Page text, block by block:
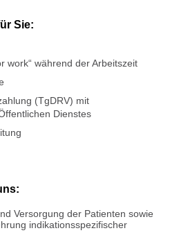
Sie:
work“ während der Arbeitszeit
(TgDRV) mit
Dienstes
Versorgung der Patienten sowie
indikationsspezifischer